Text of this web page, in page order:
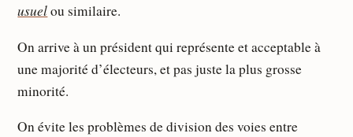
usuelou similaire.
On arrive à un président qui représente et acceptable à
une majorité d’électeurs, et pas juste la plus grosse
minorité.
On évite les problèmes de division des voies entre